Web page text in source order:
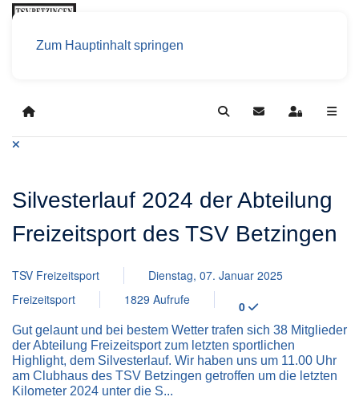
Zum Hauptinhalt springen
Home SearchUpdatesSign In
Silvesterlauf 2024 der Abteilung
Freizeitsport des TSV Betzingen
TSV Freizeitsport
Dienstag, 07. Januar 2025
Freizeitsport
1829 Aufrufe 0
Gut gelaunt und bei bestem Wetter trafen sich 38 Mitglieder
der Abteilung Freizeitsport zum letzten sportlichen
Highlight, dem Silvesterlauf. Wir haben uns um 11.00 Uhr
am Clubhaus des TSV Betzingen getroffen um die letzten
Kilometer 2024 unter die S...